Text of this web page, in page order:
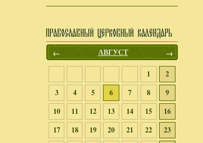
← АВГУСТ →
1
2
3
4 5 6 7 8
9
10
11 12 13 14 15
16
17
18 19 20 21 22
23